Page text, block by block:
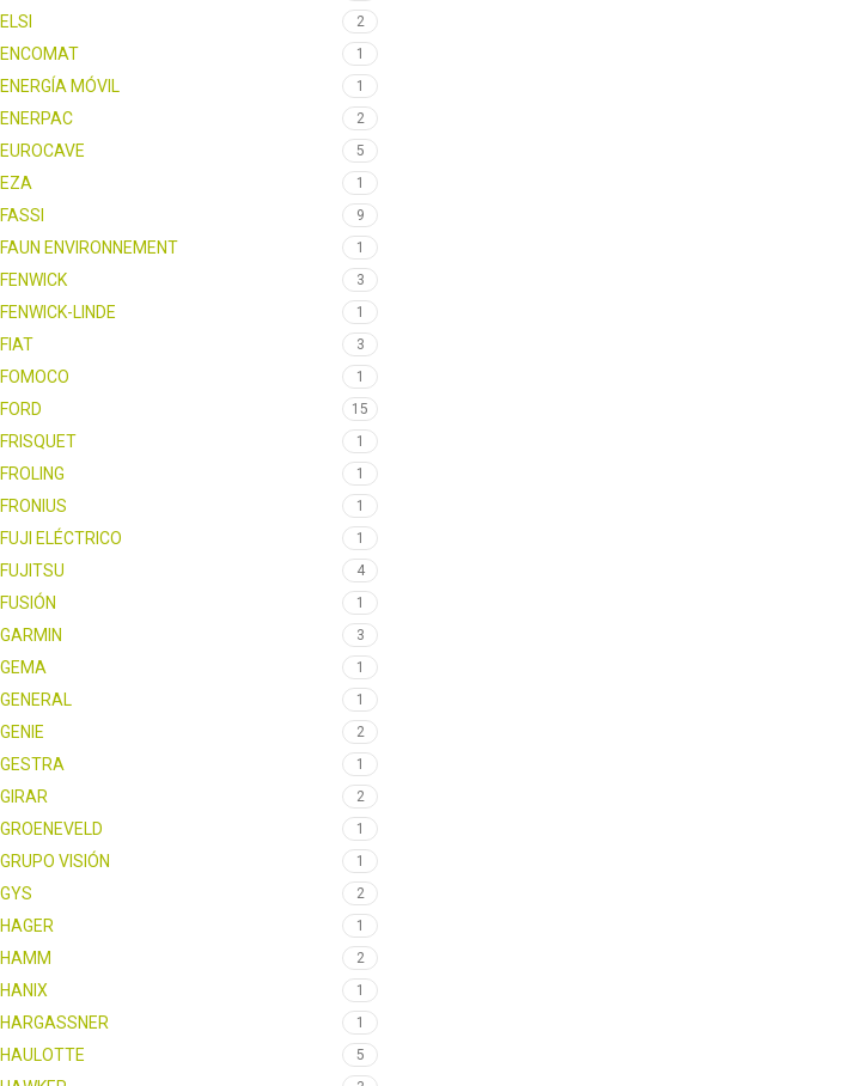
ELSI 2
ENCOMAT 1
ENERGÍA MÓVIL 1
ENERPAC 2
EUROCAVE 5
EZA 1
FASSI 9
FAUN ENVIRONNEMENT 1
FENWICK 3
FENWICK-LINDE 1
FIAT 3
FOMOCO 1
FORD 15
FRISQUET 1
FROLING 1
FRONIUS 1
FUJI ELÉCTRICO 1
FUJITSU 4
FUSIÓN 1
GARMIN 3
GEMA 1
GENERAL 1
GENIE 2
GESTRA 1
GIRAR 2
GROENEVELD 1
GRUPO VISIÓN 1
GYS 2
HAGER 1
HAMM 2
HANIX 1
HARGASSNER 1
HAULOTTE 5